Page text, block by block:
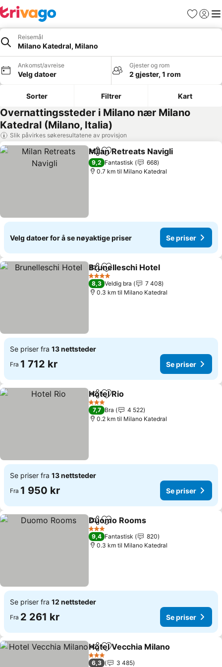
Favoritter
Logg
Reisemål
Milano Katedral, Milano
Ankomst/avreise
Velg datoer
Gjester og rom
2 gjester, 1 rom
Sorter Filtrer Kart
Overnattingssteder i Milano nær Milano
Katedral (Milano, Italia)
Slik påvirkes søkeresultatene av provisjon
Del Legg til i favoritter
Milan Retreats Navigli
9,2 Fantastisk
668
0.7 km til Milano Katedral
Velg datoer for å se nøyaktige priser Se priser
Del Legg til i favoritter
Brunelleschi Hotel
4 Stjerner
8,3 Veldig bra
7 408
0.3 km til Milano Katedral
Se priser fra 13 nettsteder
Fra 1 712 kr Se priser
Del Legg til i favoritter
Hotel Rio
3 Stjerner
7,7 Bra
4 522
0.2 km til Milano Katedral
Se priser fra 13 nettsteder
Fra 1 950 kr Se priser
Del Legg til i favoritter
Duomo Rooms
3 Stjerner
9,4 Fantastisk
820
0.3 km til Milano Katedral
Se priser fra 12 nettsteder
Fra 2 261 kr Se priser
Del Legg til i favoritter
Hotel Vecchia Milano
3 Stjerner
6,3
3 485